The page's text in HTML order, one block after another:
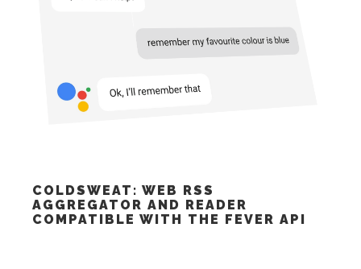
COLDSWEAT: WEB RSS
AGGREGATOR AND READER
COMPATIBLE WITH THE FEVER API